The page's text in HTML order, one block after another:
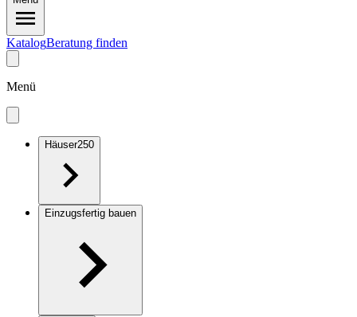
KatalogBeratung finden
Menü
Häuser250
Einzugsfertig bauen